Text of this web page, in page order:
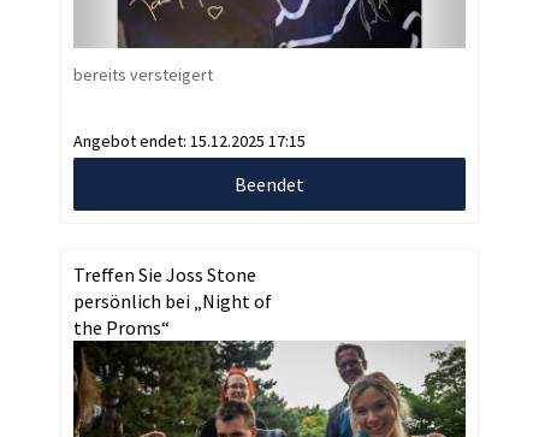
bereits versteigert
Angebot endet: 15.12.2025 17:15
Beendet
Treffen Sie Joss Stone
persönlich bei „Night of
the Proms“